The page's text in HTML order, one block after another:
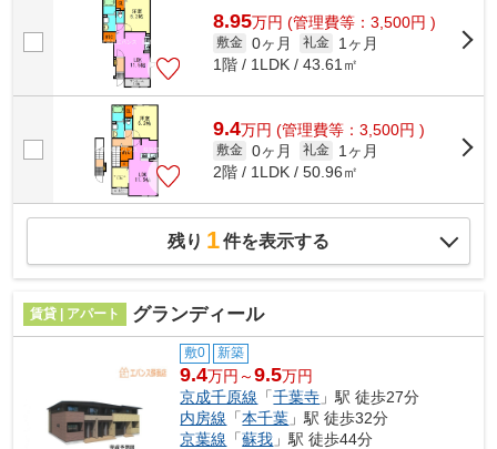
8.95万円 (管理費等：3,500円 )
敷金 0ヶ月 礼金
1ヶ月
1階 / 1LDK / 43.61㎡
9.4万円 (管理費等：3,500円 )
敷金 0ヶ月 礼金
1ヶ月
2階 / 1LDK / 50.96㎡
残り 1件を表示する
賃貸 | アパート グランディール
敷0 新築
9.4万円～9.5万円
京成千原線 「千葉寺 」駅 徒歩27分
内房線 「本千葉 」駅 徒歩32分
京葉線 「蘇我 」駅 徒歩44分